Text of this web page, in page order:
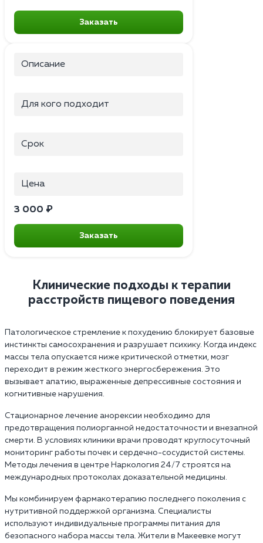
Заказать
Описание
Для кого подходит
Срок
Цена
3 000 ₽
Заказать
Клинические подходы к терапии
расстройств пищевого поведения
Патологическое стремление к похудению блокирует базовые
инстинкты самосохранения и разрушает психику. Когда индекс
массы тела опускается ниже критической отметки, мозг
переходит в режим жесткого энергосбережения. Это
вызывает апатию, выраженные депрессивные состояния и
когнитивные нарушения.
Стационарное лечение анорексии необходимо для
предотвращения полиорганной недостаточности и внезапной
смерти. В условиях клиники врачи проводят круглосуточный
мониторинг работы почек и сердечно-сосудистой системы.
Методы лечения в центре Наркология 24/7 строятся на
международных протоколах доказательной медицины.
Мы комбинируем фармакотерапию последнего поколения с
нутритивной поддержкой организма. Специалисты
используют индивидуальные программы питания для
безопасного набора массы тела. Жители в Макеевке могут